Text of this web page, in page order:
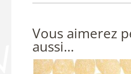
Vous aimerez
aussi…